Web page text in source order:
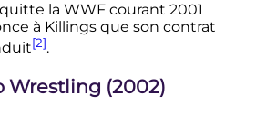
la WWF courant 2001
à Killings que son contrat
[2].
Wrestling (2002)